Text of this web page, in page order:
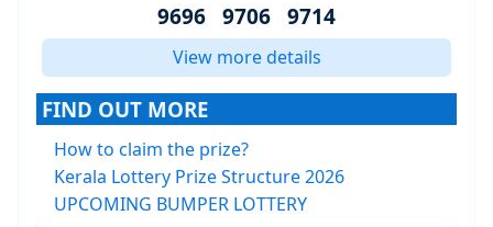
9696 9706 9714
View more details
FIND OUT MORE
How to claim the prize?
Kerala Lottery Prize Structure 2026
UPCOMING BUMPER LOTTERY